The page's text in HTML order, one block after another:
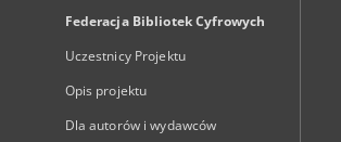
Federacja Bibliotek Cyfrowych
Uczestnicy Projektu
Opis projektu
Dla autorów i wydawców